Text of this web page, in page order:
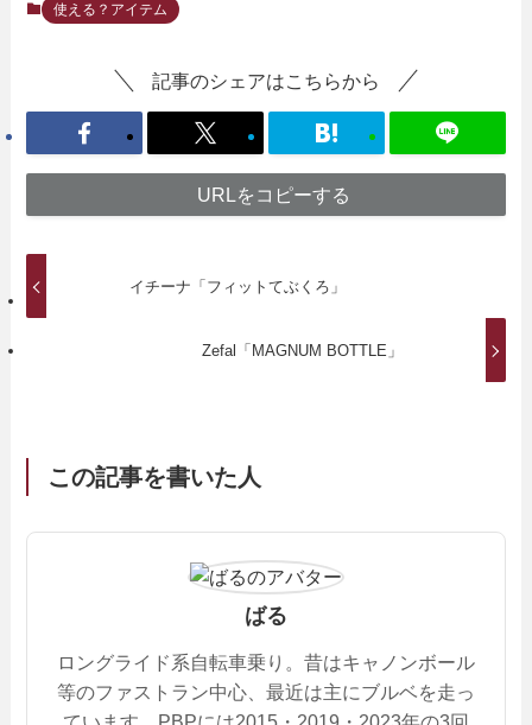
使える？アイテム
記事のシェアはこちらから
URLをコピーする
イチーナ「フィットてぶくろ」
Zefal「MAGNUM BOTTLE」
この記事を書いた人
ばる
ロングライド系自転車乗り。昔はキャノンボール
等のファストラン中心、最近は主にブルベを走っ